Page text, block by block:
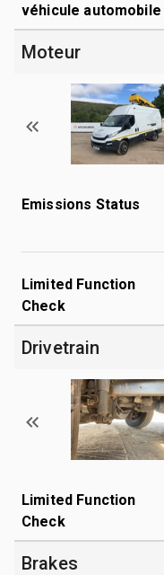
véhicule automobile
Moteur
Emissions Status
Limited Function
Check
Drivetrain
Limited Function
Check
Brakes